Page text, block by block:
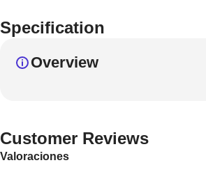
Specification
Overview
Customer Reviews
Valoraciones